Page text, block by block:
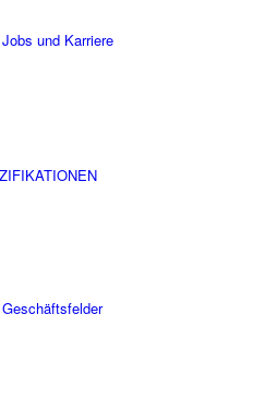
Jobs und Karriere
Geschäftsfelder